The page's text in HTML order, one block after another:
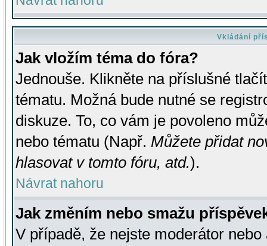
Vkládání
Jak vložím téma do fóra?
Jednouše. Klikněte na příslušné
tématu. Možná bude nutné se
diskuze. To, co vám je povoleno
nebo tématu (Např. Můžete přidat
hlasovat v tomto fóru, atd.).
Návrat nahoru
Jak změním nebo smažu
V případě, že nejste moderátor